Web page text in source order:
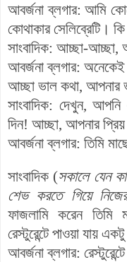
আবর্জনা ব্লগার:আমি
কোথাকার সেলিব্রেটি।
সাংবাদিক: আচ্ছা-আচ্ছা,
আবর্জনা ব্লগার:
আচ্ছা ভাল কথা, আপনার
সাংবাদিক: দেখুন,আপনি
দিন! আচ্ছা, আপনার প্রিয়
আবর্জনা ব্লগার: তিমি
সাংবাদিক (সকালে যেন
শেভ করতে গিয়ে
ফাজলামি করেন তিমি
রেস্টুরেন্টে পাওয়া যায় একটু
আবর্জনা ব্লগার: রেস্টুরেন্টে